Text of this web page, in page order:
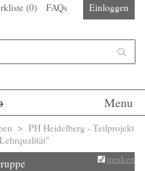
(0) FAQs Einloggen
Menu
> PH Heidelberg - Teilprojekt
merken